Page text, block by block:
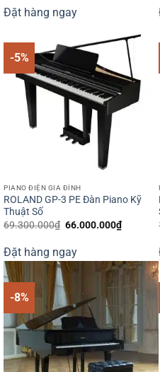
40.730.000₫.
Đặt hàng ngay
-5%
PIANO ĐIỆN GIA ĐÌNH
ROLAND GP-3 PE Đàn Piano Kỹ
Thuật Số
69.300.000₫ Giá
69.300.000₫.
66.000.000₫Giá
hiện
Đặt hàng ngay
-8%